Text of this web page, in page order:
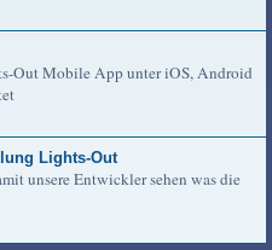
Out Mobile App unter iOS, Android
Lights-Out
unsere Entwickler sehen was die